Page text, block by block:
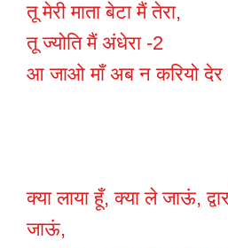
तू मेरी माता बेटा मैं तेरा,
तू ज्योति मैं अंधेरा -2
आ जाओ माँ अब न करियो देर
क्या लाया हूँ, क्या ले जाऊं,
जाऊं,